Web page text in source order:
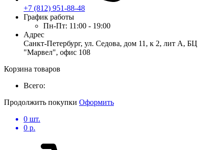
+7 (812) 951-88-48
График работы
Пн-Пт: 11:00 - 19:00
Адрес
Санкт-Петербург, ул. Седова, дом 11, к 2, лит А, БЦ
"Марвел", офис 108
Корзина товаров
Всего:
Продолжить покупки Оформить
0 шт.
0 р.